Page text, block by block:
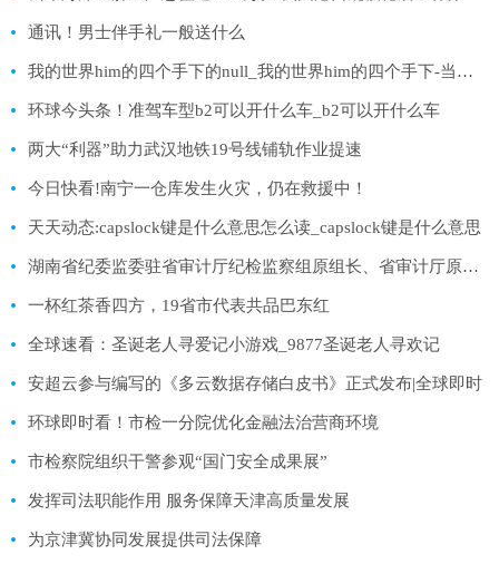
通讯！男士伴手礼一般送什么
我的世界him的四个手下的null_我的世界him的四个手下-当前热门
环球今头条！准驾车型b2可以开什么车_b2可以开什么车
两大“利器”助力武汉地铁19号线铺轨作业提速
今日快看!南宁一仓库发生火灾，仍在救援中！
天天动态:capslock键是什么意思怎么读_capslock键是什么意思
湖南省纪委监委驻省审计厅纪检监察组原组长、省审计厅原党组成员包昌林受贿案一审宣判-全球焦点
一杯红茶香四方，19省市代表共品巴东红
全球速看：圣诞老人寻爱记小游戏_9877圣诞老人寻欢记
安超云参与编写的《多云数据存储白皮书》正式发布|全球即时
环球即时看！市检一分院优化金融法治营商环境
市检察院组织干警参观“国门安全成果展”
发挥司法职能作用 服务保障天津高质量发展
为京津冀协同发展提供司法保障